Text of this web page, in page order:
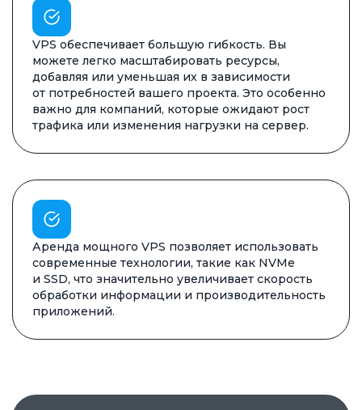
VPS обеспечивает большую гибкость. Вы
можете легко масштабировать ресурсы,
добавляя или уменьшая их в зависимости
от потребностей вашего проекта. Это особенно
важно для компаний, которые ожидают рост
трафика или изменения нагрузки на сервер.
Аренда мощного VPS позволяет использовать
современные технологии, такие как NVMe
и SSD, что значительно увеличивает скорость
обработки информации и производительность
приложений.